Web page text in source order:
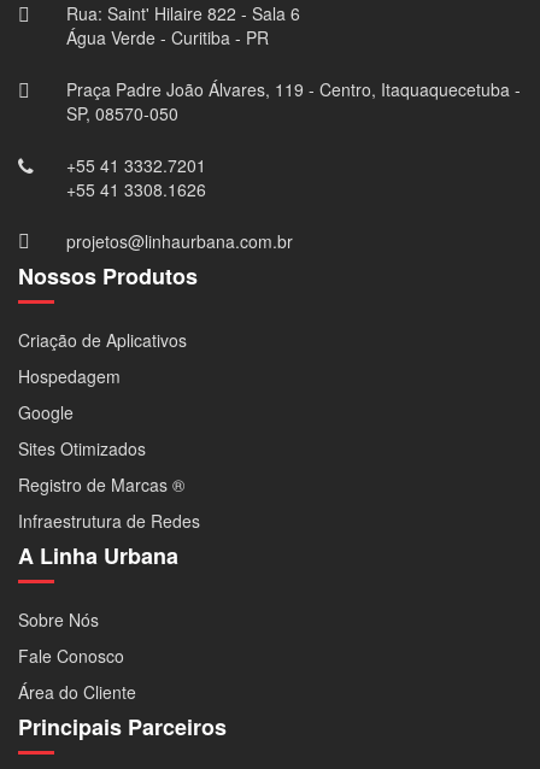
Rua: Saint' Hilaire 822 - Sala 6
Água Verde - Curitiba - PR
Praça Padre João Álvares, 119 - Centro, Itaquaquecetuba -
SP, 08570-050
+55 41 3332.7201
+55 41 3308.1626
projetos@linhaurbana.com.br
Nossos Produtos
Criação de Aplicativos
Hospedagem
Google
Sites Otimizados
Registro de Marcas ®
Infraestrutura de Redes
A Linha Urbana
Sobre Nós
Fale Conosco
Área do Cliente
Principais Parceiros